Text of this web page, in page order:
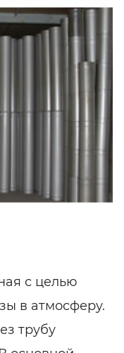
с целью
в атмосферу.
трубу